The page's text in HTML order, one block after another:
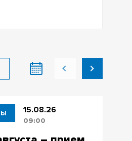
15.08.26
09:00